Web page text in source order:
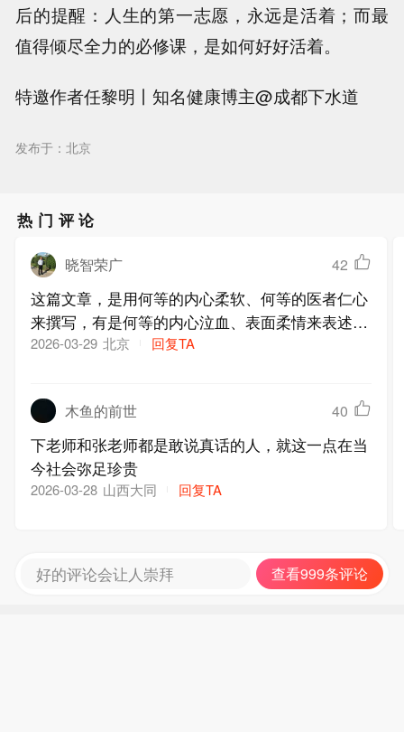
后的提醒：人生的第一志愿，永远是活着；而最
值得倾尽全力的必修课，是如何好好活着。
特邀作者任黎明丨知名健康博主@成都下水道
发布于：北京
热门评论
晓智荣广 42
这篇文章，是用何等的内心柔软、何等的医者仁心
来撰写，有是何等的内心泣血、表面柔情来表述。
——“我是一个医生，看惯了生命的无常。当这种
今天是张雪峰老师举行追悼会的日子，我想为有过
一面之缘的你写点不带手术刀般锋利，却弥漫着体
温的文字。”
2026-03-29 北京 回复TA
木鱼的前世 40
下老师和张老师都是敢说真话的人，就这一点在当
今社会弥足珍贵
2026-03-28 山西大同 回复TA
好的评论会让人崇拜 查看999条评论